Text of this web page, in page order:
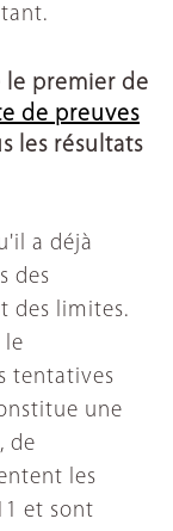
le premier de
de preuves
les résultats
a déjà
des
des limites.
le
tentatives
une
de
les
et sont